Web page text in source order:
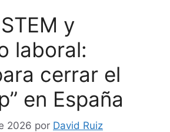
y
laboral:
cerrar el
en España
2026 por David Ruiz